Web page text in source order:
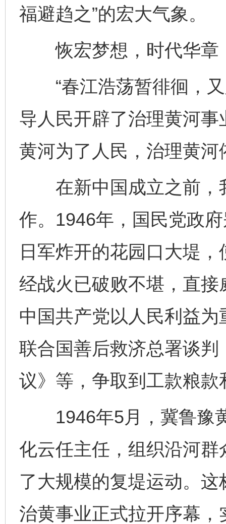
福避趋之”的宏大气象。
恢宏梦想，时代华章
“春江浩荡暂徘徊，又
导人民开辟了治理黄河事
黄河为了人民，治理黄河
在新中国成立之前，
作。1946年，国民党政
日军炸开的花园口大堤
经战火已破败不堪，直
中国共产党以人民利益
联合国善后救济总署谈
议》等，争取到工款粮款
1946年5月，冀鲁豫
化云任主任，组织沿河群
了大规模的复堤运动。
治黄事业正式拉开序幕